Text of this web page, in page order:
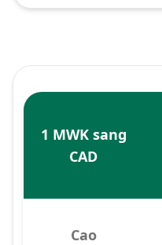
1 MWK sang
CAD
Cao